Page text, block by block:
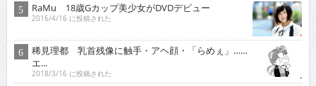
RaMu 18歳Gカップ美少女がDVDデビュー
2016/4/16 に投稿された
稀見理都 乳首残像に触手・アヘ顔・「らめぇ」……
エ...
2018/3/16 に投稿された